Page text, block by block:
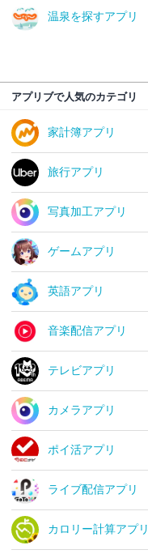
温泉を探すアプリ
アプリブで人気のカテゴリ
家計簿アプリ
旅行アプリ
写真加工アプリ
ゲームアプリ
英語アプリ
音楽配信アプリ
テレビアプリ
カメラアプリ
ポイ活アプリ
ライブ配信アプリ
カロリー計算アプリ